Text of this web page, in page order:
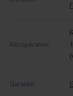
Récupération
Garantie